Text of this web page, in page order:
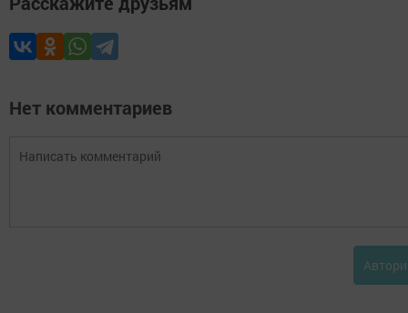
Нет комментариев